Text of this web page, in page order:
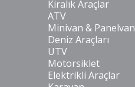
Kiralık Araçlar
ATV
Minivan & Panelvan
Deniz Araçları
UTV
Motorsiklet
Elektrikli Araçlar